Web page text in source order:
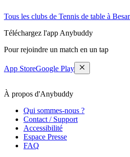
Tous les clubs de Tennis de table à
Téléchargez l'app Anybuddy
Pour rejoindre un match en un tap
App StoreGoogle Play
À propos d'Anybuddy
Qui sommes-nous ?
Contact / Support
Accessibilité
Espace Presse
FAQ